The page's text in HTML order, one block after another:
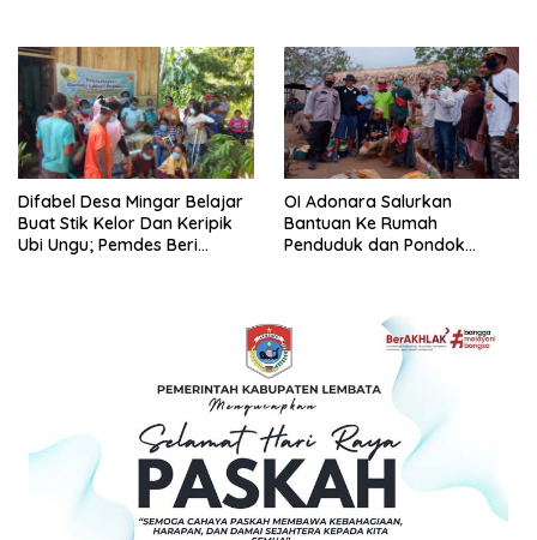
Difabel Desa Mingar Belajar
Buat Stik Kelor Dan Keripik
Ubi Ungu; Pemdes Beri
OI Adonara Salurkan
Bantuan Ke Rumah
Penduduk dan Pondok